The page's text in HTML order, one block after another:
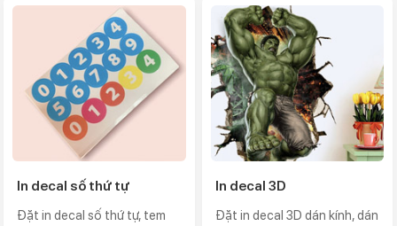
In decal số thứ tự
Đặt in decal số thứ tự, tem
In decal 3D
Đặt in decal 3D dán kính, dán